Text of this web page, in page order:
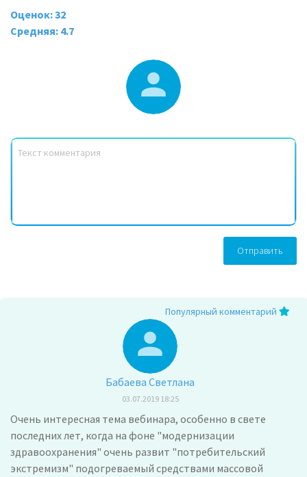
Оценок: 32
Средняя: 4.7
Отправить
Популярный комментарий
Бабаева Светлана
03.07.2019 18:25
Очень интересная тема вебинара, особенно в свете
последних лет, когда на фоне "модернизации
здравоохранения" очень развит "потребительский
экстремизм" подогреваемый средствами массовой